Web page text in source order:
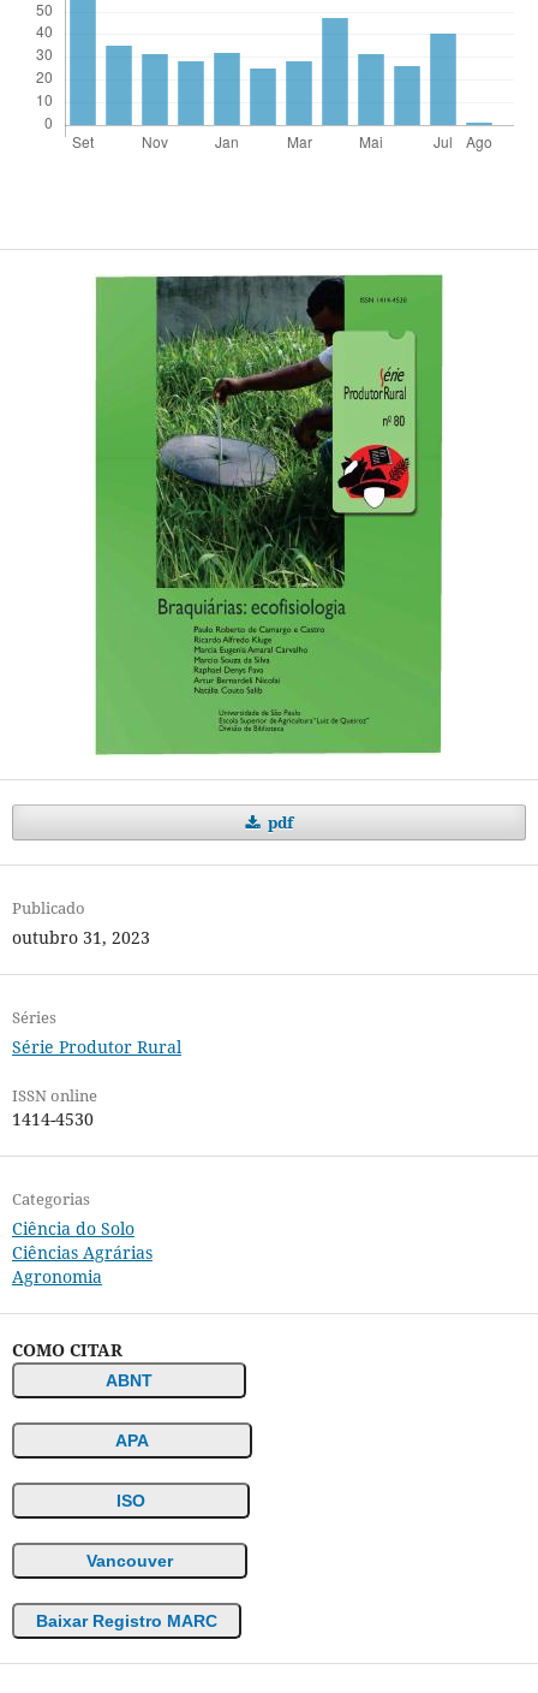
pdf
Publicado
outubro 31, 2023
Séries
Série Produtor Rural
ISSN online
1414-4530
Categorias
Ciência do Solo
Ciências Agrárias
Agronomia
COMO CITAR
ABNT
APA
ISO
Vancouver
Baixar Registro MARC